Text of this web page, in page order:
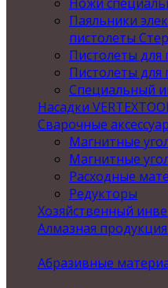
Паяльники
пистолеты
Пистолеты для
Пистолеты для
Специальный
Насадки
Сварочные
Магнитные
Магнитные
Расходные
Редукторы
Хозяйственный
Алмазная
Абразивные